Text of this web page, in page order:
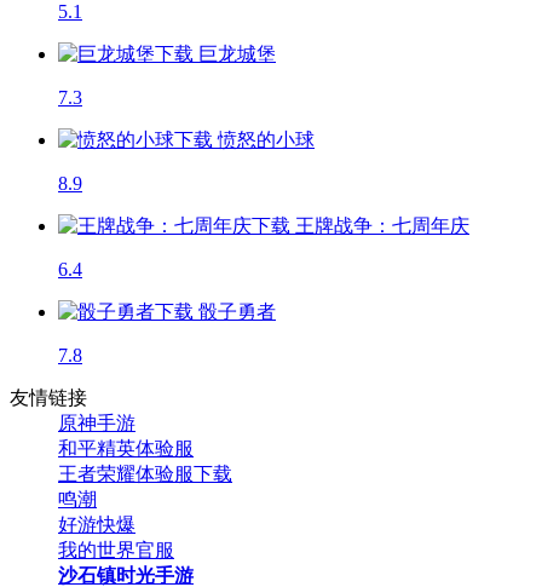
5.1
巨龙城堡
7.3
愤怒的小球
8.9
王牌战争：七周年庆
6.4
骰子勇者
7.8
友情链接
原神手游
和平精英体验服
王者荣耀体验服下载
鸣潮
好游快爆
我的世界官服
沙石镇时光手游